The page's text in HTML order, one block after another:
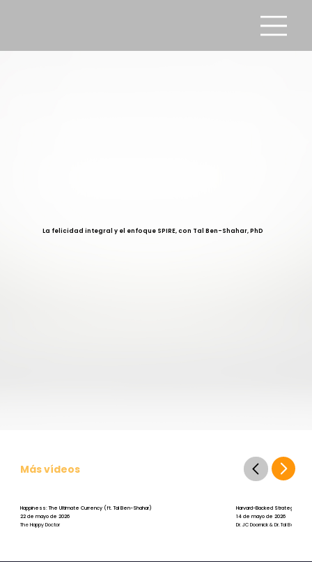
La felicidad integral y el enfoque SPIRE, con Tal Ben-Shahar, PhD
Más vídeos
Happiness: The Ultimate Currency (ft. Tal Ben-Shahar)
22 de mayo de 2026
The Happy Doctor
Harvard-Backed Strategies for
14 de mayo de 2026
Dr. JC Doornick & Dr. Tal Ben-